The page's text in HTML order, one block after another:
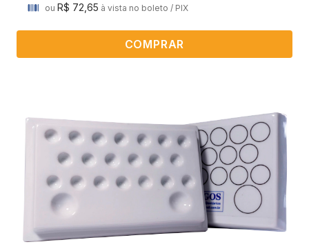
ou R$ 72,65 à vista no boleto / PIX
COMPRAR